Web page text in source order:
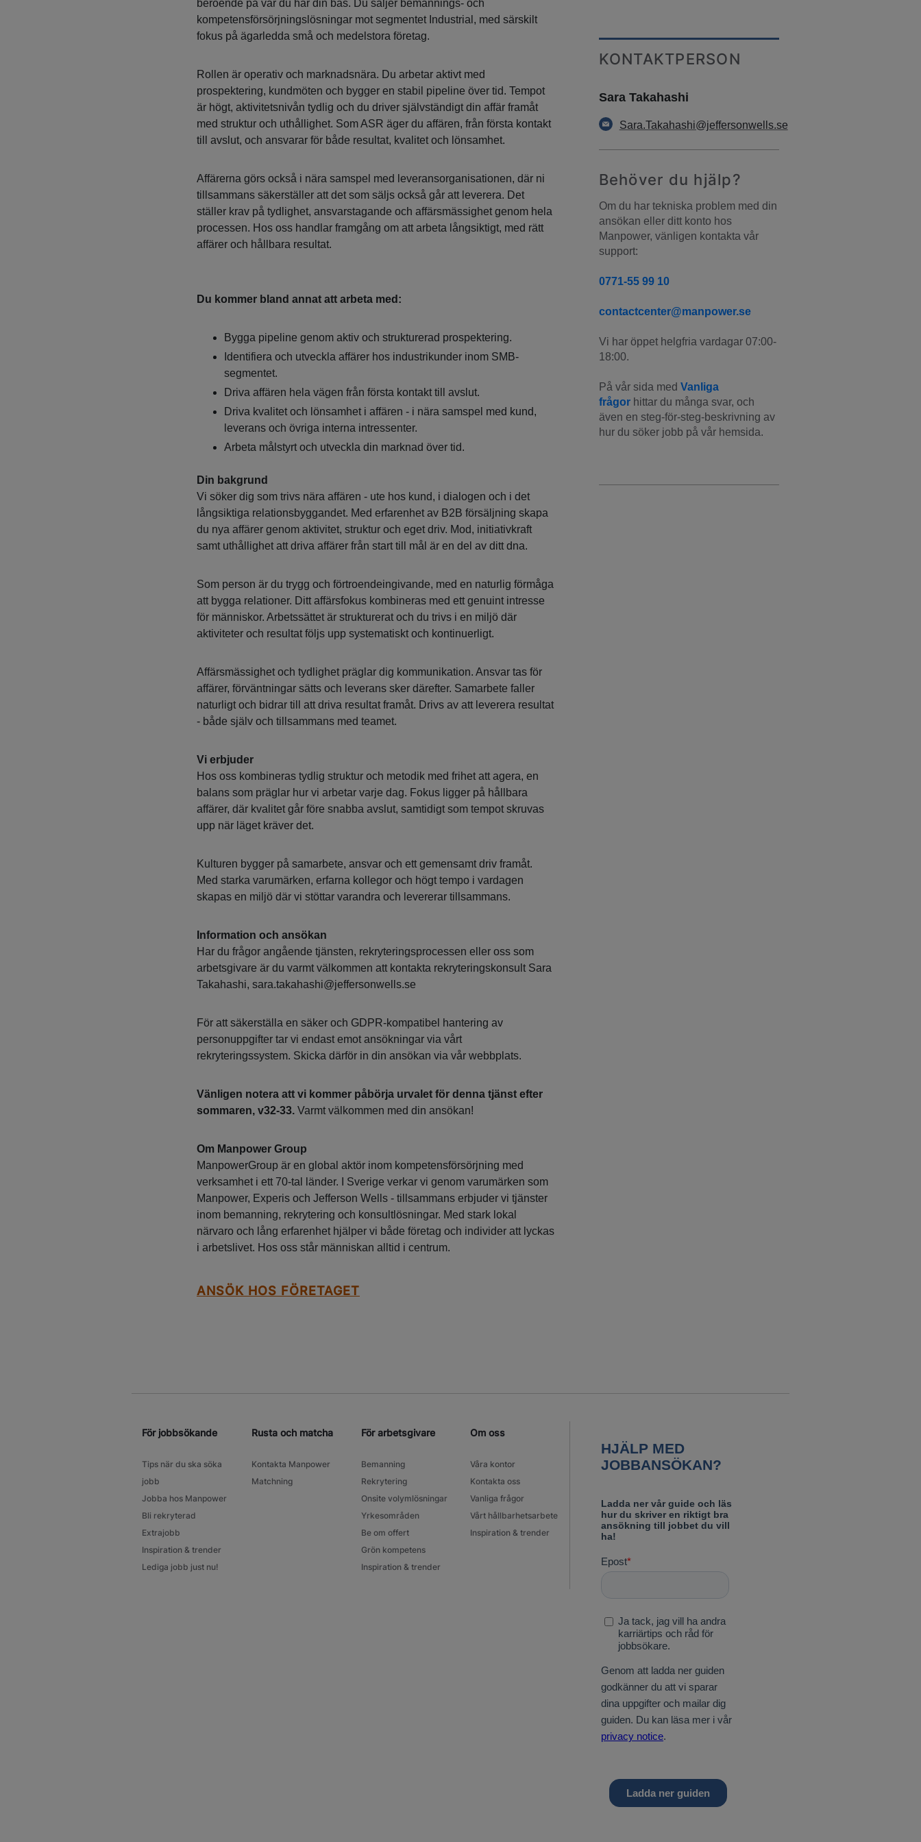
beroende på var du har din bas. Du säljer bemannings- och
kompetensförsörjningslösningar mot segmentet Industrial, med särskilt
fokus på ägarledda små och medelstora företag.
Rollen är operativ och marknadsnära. Du arbetar aktivt med
prospektering, kundmöten och bygger en stabil pipeline över tid. Tempot
är högt, aktivitetsnivån tydlig och du driver självständigt din affär framåt
med struktur och uthållighet. Som ASR äger du affären, från första kontakt
till avslut, och ansvarar för både resultat, kvalitet och lönsamhet.
Affärerna görs också i nära samspel med leveransorganisationen, där ni
tillsammans säkerställer att det som säljs också går att leverera. Det
ställer krav på tydlighet, ansvarstagande och affärsmässighet genom hela
processen. Hos oss handlar framgång om att arbeta långsiktigt, med rätt
affärer och hållbara resultat.
Du kommer bland annat att arbeta med:
Bygga pipeline genom aktiv och strukturerad prospektering.
Identifiera och utveckla affärer hos industrikunder inom SMB-
segmentet.
Driva affären hela vägen från första kontakt till avslut.
Driva kvalitet och lönsamhet i affären - i nära samspel med kund,
leverans och övriga interna intressenter.
Arbeta målstyrt och utveckla din marknad över tid.
Din bakgrund
Vi söker dig som trivs nära affären - ute hos kund, i dialogen och i det
långsiktiga relationsbyggandet. Med erfarenhet av B2B försäljning skapa
du nya affärer genom aktivitet, struktur och eget driv. Mod, initiativkraft
samt uthållighet att driva affärer från start till mål är en del av ditt dna.
Som person är du trygg och förtroendeingivande, med en naturlig förmåga
att bygga relationer. Ditt affärsfokus kombineras med ett genuint intresse
för människor. Arbetssättet är strukturerat och du trivs i en miljö där
aktiviteter och resultat följs upp systematiskt och kontinuerligt.
Affärsmässighet och tydlighet präglar dig kommunikation. Ansvar tas för
affärer, förväntningar sätts och leverans sker därefter. Samarbete faller
naturligt och bidrar till att driva resultat framåt. Drivs av att leverera resultat
- både själv och tillsammans med teamet.
Vi erbjuder
Hos oss kombineras tydlig struktur och metodik med frihet att agera, en
balans som präglar hur vi arbetar varje dag. Fokus ligger på hållbara
affärer, där kvalitet går före snabba avslut, samtidigt som tempot skruvas
upp när läget kräver det.
Kulturen bygger på samarbete, ansvar och ett gemensamt driv framåt.
Med starka varumärken, erfarna kollegor och högt tempo i vardagen
skapas en miljö där vi stöttar varandra och levererar tillsammans.
Information och ansökan
Har du frågor angående tjänsten, rekryteringsprocessen eller oss som
arbetsgivare är du varmt välkommen att kontakta rekryteringskonsult Sara
Takahashi, sara.takahashi@jeffersonwells.se
För att säkerställa en säker och GDPR-kompatibel hantering av
personuppgifter tar vi endast emot ansökningar via vårt
rekryteringssystem. Skicka därför in din ansökan via vår webbplats.
Vänligen notera att vi kommer påbörja urvalet för denna tjänst efter
sommaren, v32-33.Varmt välkommen med din ansökan!
Om Manpower Group
ManpowerGroup är en global aktör inom kompetensförsörjning med
verksamhet i ett 70-tal länder. I Sverige verkar vi genom varumärken som
Manpower, Experis och Jefferson Wells - tillsammans erbjuder vi tjänster
inom bemanning, rekrytering och konsultlösningar. Med stark lokal
närvaro och lång erfarenhet hjälper vi både företag och individer att lyckas
i arbetslivet. Hos oss står människan alltid i centrum.
ANSÖK HOS FÖRETAGET
KONTAKTPERSON
Sara Takahashi
Sara.Takahashi@jeffersonwells.se
Behöver du hjälp?
Om du har tekniska problem med din
ansökan eller ditt konto hos
Manpower, vänligen kontakta vår
support:
0771-55 99 10
contactcenter@manpower.se
Vi har öppet helgfria vardagar 07:00-
18:00.
På vår sida med Vanliga
frågor hittar du många svar, och
även en steg-för-steg-beskrivning av
hur du söker jobb på vår hemsida.
För jobbsökande
Tips när du ska söka
jobb
Jobba hos Manpower
Bli rekryterad
Extrajobb
Inspiration & trender
Lediga jobb just nu!
Rusta och matcha
Kontakta Manpower
Matchning
För arbetsgivare
Bemanning
Rekrytering
Onsite volymlösningar
Yrkesområden
Be om offert
Grön kompetens
Inspiration & trender
Om oss
Våra kontor
Kontakta oss
Vanliga frågor
Vårt hållbarhetsarbete
Inspiration & trender